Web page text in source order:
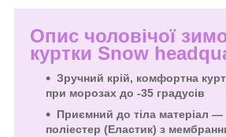
Опис чоловічої
куртки Snow
Зручний крій, комфортна
при морозах до -35 градусів
Приємний до тіла матеріал —
поліестер (Еластик) з